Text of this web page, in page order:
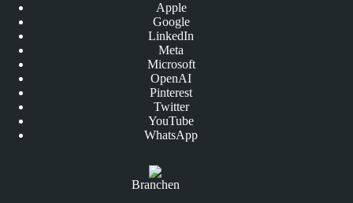
Apple
Google
LinkedIn
Meta
Microsoft
OpenAI
Pinterest
Twitter
YouTube
WhatsApp
Branchen